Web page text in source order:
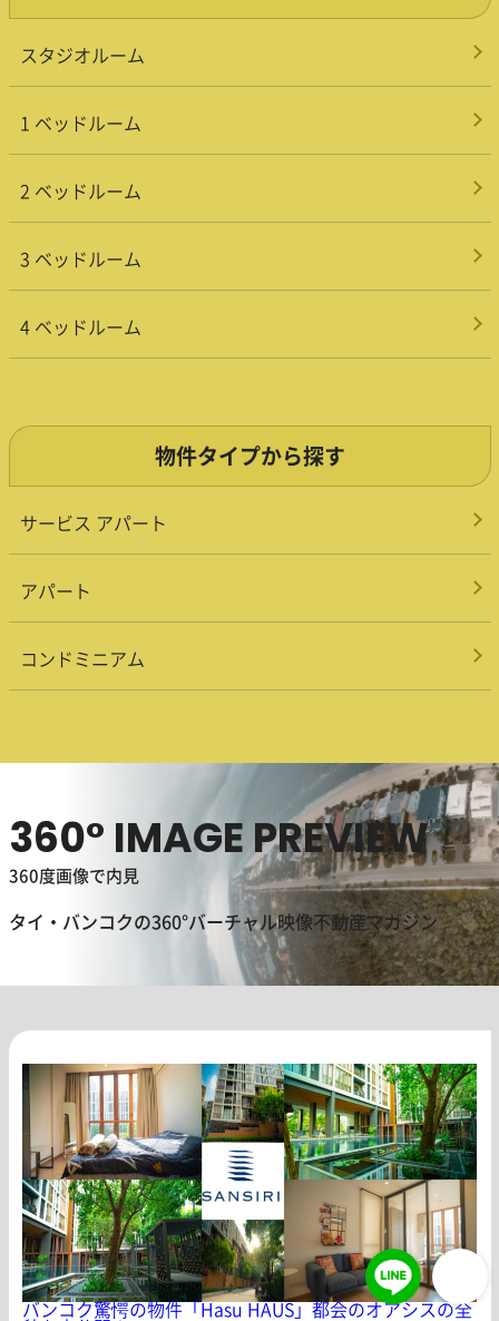
スタジオルーム
1 ベッドルーム
2 ベッドルーム
3 ベッドルーム
4 ベッドルーム
物件タイプから探す
サービス アパート
アパート
コンドミニアム
360° IMAGE PREVIEW
360度画像で内見
タイ・バンコクの360°バーチャル映像不動産マガジン
バンコク驚愕の物件「Hasu HAUS」都会のオアシスの全